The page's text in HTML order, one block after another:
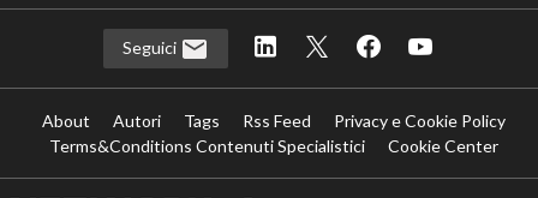
Seguici
About Autori Tags Rss Feed
Privacy e Cookie Policy
Terms&Conditions Contenuti Specialistici
Cookie Center